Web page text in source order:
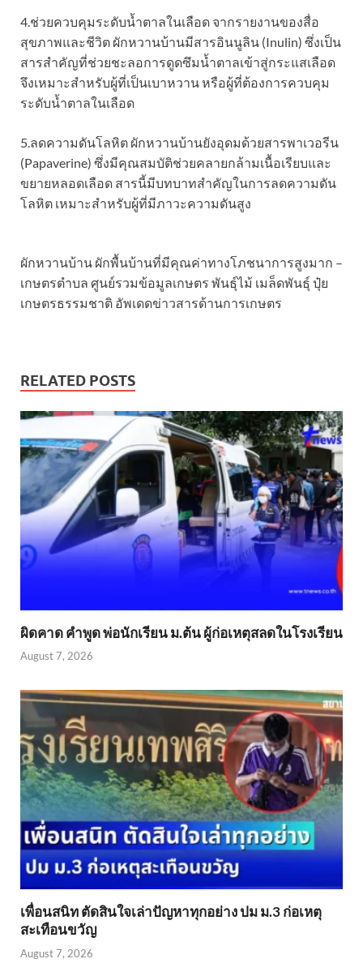
4.ช่วยควบคุมระดับน้ำตาลในเลือด จากรายงานของสื่อ
สุขภาพและชีวิต ผักหวานบ้านมีสารอินนูลิน (Inulin) ซึ่งเป็น
สารสำคัญที่ช่วยชะลอการดูดซึมน้ำตาลเข้าสู่กระแสเลือด
จึงเหมาะสำหรับผู้ที่เป็นเบาหวาน หรือผู้ที่ต้องการควบคุม
ระดับน้ำตาลในเลือด
5.ลดความดันโลหิต ผักหวานบ้านยังอุดมด้วยสารพาเวอรีน
(Papaverine) ซึ่งมีคุณสมบัติช่วยคลายกล้ามเนื้อเรียบและ
ขยายหลอดเลือด สารนี้มีบทบาทสำคัญในการลดความดัน
โลหิต เหมาะสำหรับผู้ที่มีภาวะความดันสูง
ผักหวานบ้าน ผักพื้นบ้านที่มีคุณค่าทางโภชนาการสูงมาก –
เกษตรตำบล ศูนย์รวมข้อมูลเกษตร พันธุ์ไม้ เมล็ดพันธุ์ ปุ๋ย
เกษตรธรรมชาติ อัพเดดข่าวสารด้านการเกษตร
RELATED POSTS
ผิดคาด คำพูด พ่อนักเรียน ม.ต้น ผู้ก่อเหตุสลดในโรงเรียน
August 7, 2026
เพื่อนสนิท ตัดสินใจเล่าปัญหาทุกอย่าง ปม ม.3 ก่อเหตุ
สะเทือนขวัญ
August 7, 2026